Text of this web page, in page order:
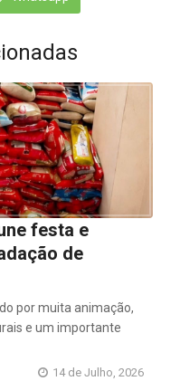
festa e
de
por muita animação,
e um importante
14 de Julho, 2026